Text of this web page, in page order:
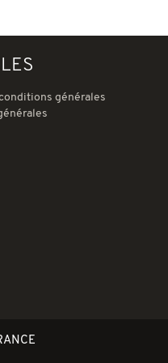
générales
avec les